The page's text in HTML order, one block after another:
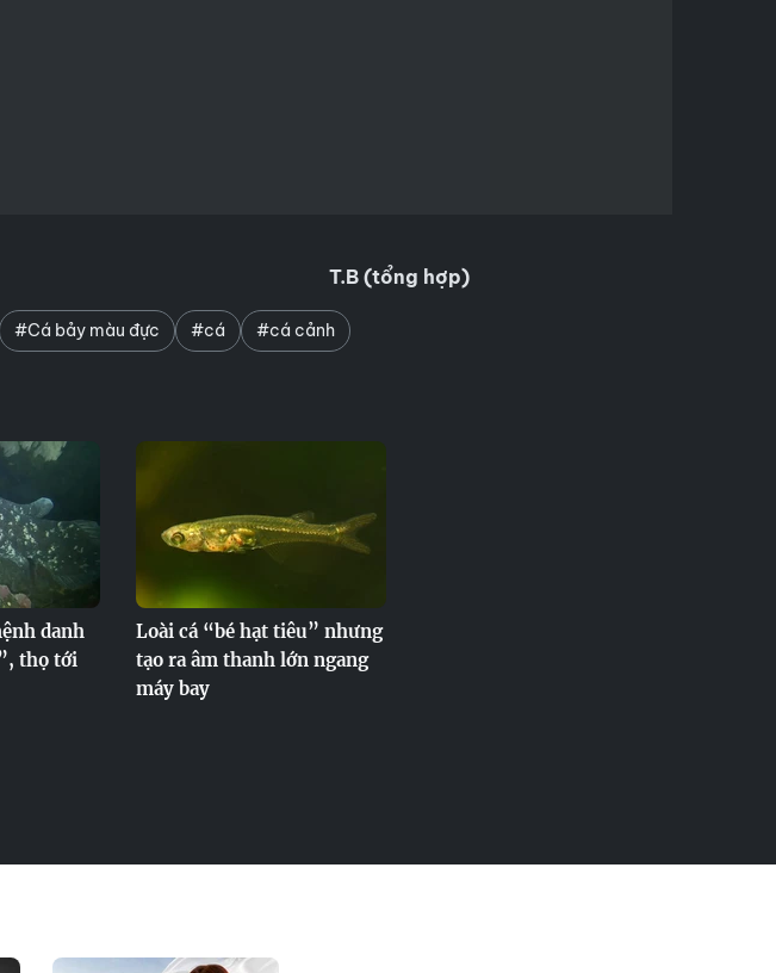
T.B (tổng hợp)
#Cá bảy màu đực #cá #cá cảnh
danh
thọ tới
Loài cá “bé hạt tiêu” nhưng
tạo ra âm thanh lớn ngang
máy bay